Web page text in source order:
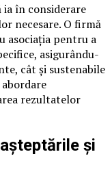
în considerare
necesare. O firmă
asociația pentru a
asigurându-
cât și sustenabile
rezultatelor
și